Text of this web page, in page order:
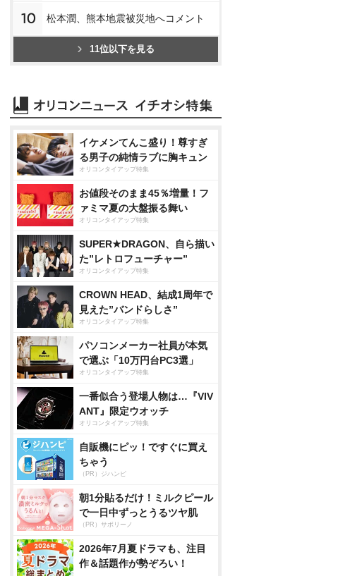
10 松本潤、熊本地震被災地へコメント
11位以下を見る
イケメンてんこ盛り！尊すぎ
る男子の純情ラブに胸キュン
オリコンタイアップ特集
お値段そのまま45％増量！フ
ァミマ夏の大盤振る舞い
オリコンタイアップ特集
SUPER★DRAGON、自ら描い
た”レトロフューチャー”
オリコンタイアップ特集
CROWN HEAD、結成1周年で
見えた”バンドらしさ”
オリコンタイアップ特集
パソコンメーカー社員が本気
で選ぶ「10万円台PC3選」
オリコンタイアップ特集
一番似合う登場人物は…『VIV
ANT』限定ウオッチ
オリコンタイアップ特集
自販機にピッ！ですぐに買え
ちゃう
（PR）ジハンピ
朝1分貼るだけ！ミルクピール
で一日中ずっとうるツヤ肌
（PR）サボリーノ
2026年7月夏ドラマも、注目
作＆話題作が勢ぞろい！